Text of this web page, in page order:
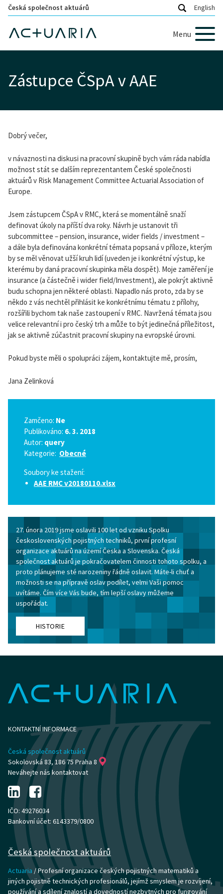
Česká společnost aktuárů English
Menu
Zástupce ČSpA v AAE
Dobrý večer,
v návaznosti na diskusi na pracovní skupině bych vám ráda nabídla
možnost stát se dalším reprezentantem České společnosti
aktuárů v Risk Management Committee Actuarial Association of
Europe.
Jsem zástupcem ČSpA v RMC, která se momentálně snaží
definovat úkoly na příští dva roky. Návrh je ustanovit tři
subcommittee – pension, insurance, wider fields / investment –
a dále byla definována konkrétní témata popsaná v příloze, kterým
by se měl věnovat užší kruh lidí (uveden je i konkrétní výstup, ke
kterému by daná pracovní skupinka měla dospět). Moje zaměření je
insurance (a částečně i wider field/Investment), ale pokrýt aktivně
budu schopna jen některé oblasti. Napadlo nás proto, zda by se
někdo z vás nechtěl přihlásit ke konkrétnímu tématu z přílohy,
rozšířili bychom tak naše zastoupení v RMC. Navržená témata jsou
velice relevantní i pro český trh a může to být jedinečná příležitost,
jak se aktivně zúčastnit pracovní skupiny na evropské úrovni.
Pokud byste měli o spolupráci zájem, kontaktujte mě, prosím,
Jana Zelinková
Zamčeno: Ne
Publikováno: 6. 3. 2018
Autor: query
Kategorie: Obecné
Soubory ke stažení:
AAE RMC v20180110.xlsx
27. února 2019 jsme oslavili 100 let od vzniku Spolku
československých pojistných techniků, první profesní
organizace aktuárů na území Česka a Slovenska. Česká
společnost aktuárů je pokračovatelem činnosti tohoto spolku, a
proto plánujeme sté narozeniny řádně oslavit. Máte-li chuť a
možnosti se na přípravě oslav podílet, velmi Vaši pomoc
uvítáme. Čím více Vás bude, tím lepší oslavy můžeme
uspořádat.
HISTORIE
KONTAKTNÍ INFORMACE
Česká společnost aktuárů
Sokolovská 83, 186 75 Praha 8
Neváhejte nás kontaktovat
IČO: 49276034
Bankovní účet: 6143379/0800
Česká společnost aktuárů
Actuaria / Profesní organizace českých pojistných matematiků a
jiných pojistně technických profesionálů, jejímž smyslem je rozvíjení,
používání a sdílení znalostí a dovedností nezbytných pro fungování